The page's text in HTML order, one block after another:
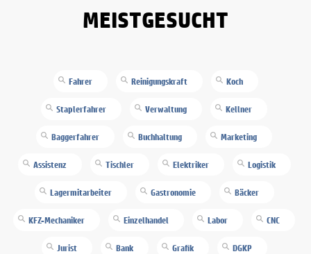
MEISTGESUCHT
Fahrer Reinigungskraft Koch
Staplerfahrer Verwaltung Kellner
Baggerfahrer Buchhaltung Marketing
Assistenz Tischler Elektriker Logistik
Lagermitarbeiter Gastronomie Bäcker
KFZ-Mechaniker Einzelhandel Labor CNC
Jurist Bank Grafik DGKP